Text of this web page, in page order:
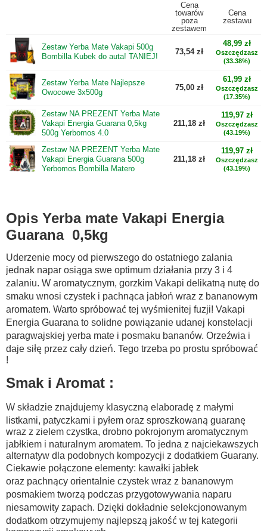
Cena
towarów
poza
zestawem
Cena
zestawu
Zestaw Yerba Mate Vakapi 500g
Bombilla Kubek do auta! TANIEJ!
73,54 zł
48,99 zł
Oszczędzasz
(33.38%)
Zestaw Yerba Mate Najlepsze
Owocowe 3x500g
75,00 zł
61,99 zł
Oszczędzasz
(17.35%)
Zestaw NA PREZENT Yerba Mate
Vakapi Energia Guarana 0,5kg
500g Yerbomos 4.0
211,18 zł
119,97 zł
Oszczędzasz
(43.19%)
Zestaw NA PREZENT Yerba Mate
Vakapi Energia Guarana 500g
Yerbomos Bombilla Matero
211,18 zł
119,97 zł
Oszczędzasz
(43.19%)
Opis Yerba mate Vakapi Energia
Guarana 0,5kg
Uderzenie mocy od pierwszego do ostatniego zalania
jednak napar osiąga swe optimum działania przy 3 i 4
zalaniu. W aromatycznym, gorzkim Vakapi delikatną nutę do
smaku wnosi czystek i pachnąca jabłoń wraz z bananowym
aromatem. Warto spróbować tej wyśmienitej fuzji! Vakapi
Energia Guarana to solidne powiązanie udanej konstelacji
paragwajskiej yerba mate i posmaku bananów. Orzeźwia i
daje siłę przez cały dzień. Tego trzeba po prostu spróbować
!
Smak i Aromat :
W składzie znajdujemy klasyczną elaboradę z małymi
listkami, patyczkami i pyłem oraz sproszkowaną guaranę
wraz z zielem czystka, drobno pokrojonym aromatycznym
jabłkiem i naturalnym aromatem. To jedna z najciekawszych
alternatyw dla podobnych kompozycji z dodatkiem Guarany.
Ciekawie połączone elementy: kawałki jabłek
oraz pachnący orientalnie czystek wraz z bananowym
posmakiem tworzą podczas przygotowywania naparu
niesamowity zapach. Dzięki dokładnie selekcjonowanym
dodatkom otrzymujemy najlepszą jakość w tej kategorii